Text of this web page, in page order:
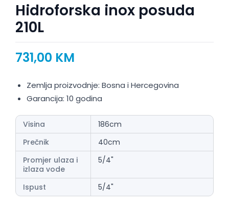
Hidroforska inox posuda
210L
731,00 KM
Zemlja proizvodnje: Bosna i Hercegovina
Garancija: 10 godina
Visina
186cm
Prečnik
40cm
Promjer ulaza i
izlaza vode
5/4"
Ispust 5/4"